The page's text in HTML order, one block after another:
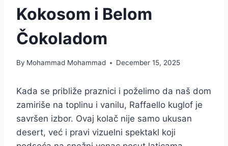
Kokosom i Belom
Čokoladom
By Mohammad Mohammad December 15, 2025
Kada se približe praznici i poželimo da naš dom
zamiriše na toplinu i vanilu, Raffaello kuglof je
savršen izbor. Ovaj kolač nije samo ukusan
desert, već i pravi vizuelni spektakl koji